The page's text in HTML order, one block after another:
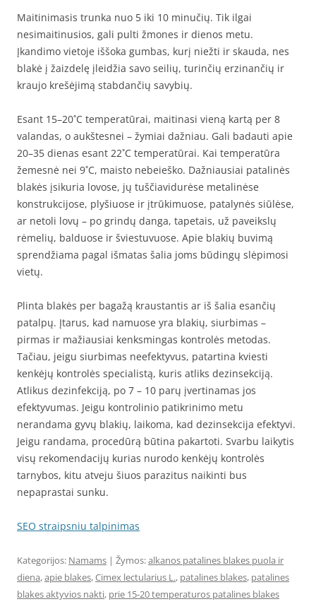
Maitinimasis trunka nuo 5 iki 10 minučių. Tik ilgai
nesimaitinusios, gali pulti žmones ir dienos metu.
Įkandimo vietoje iššoka gumbas, kurį niežti ir skauda, nes
blakė į žaizdelę įleidžia savo seilių, turinčių erzinančių ir
kraujo krešėjimą stabdančių savybių.
Esant 15–20˚C temperatūrai, maitinasi vieną kartą per 8
valandas, o aukštesnei – žymiai dažniau. Gali badauti apie
20–35 dienas esant 22˚C temperatūrai. Kai temperatūra
žemesnė nei 9˚C, maisto nebeieško. Dažniausiai patalinės
blakės įsikuria lovose, jų tuščiavidurėse metalinėse
konstrukcijose, plyšiuose ir įtrūkimuose, patalynės siūlėse,
ar netoli lovų – po grindų danga, tapetais, už paveikslų
rėmelių, balduose ir šviestuvuose. Apie blakių buvimą
sprendžiama pagal išmatas šalia joms būdingų slėpimosi
vietų.
Plinta blakės per bagažą kraustantis ar iš šalia esančių
patalpų. Įtarus, kad namuose yra blakių, siurbimas –
pirmas ir mažiausiai kenksmingas kontrolės metodas.
Tačiau, jeigu siurbimas neefektyvus, patartina kviesti
kenkėjų kontrolės specialistą, kuris atliks dezinsekciją.
Atlikus dezinfekciją, po 7 – 10 parų įvertinamas jos
efektyvumas. Jeigu kontrolinio patikrinimo metu
nerandama gyvų blakių, laikoma, kad dezinsekcija efektyvi.
Jeigu randama, procedūrą būtina pakartoti. Svarbu laikytis
visų rekomendacijų kurias nurodo kenkėjų kontrolės
tarnybos, kitu atveju šiuos parazitus naikinti bus
nepaprastai sunku.
SEO straipsniu talpinimas
Kategorijos: Namams | Žymos:alkanos patalines blakes puola ir
diena,apie blakes,Cimex lectularius L., patalines blakes, patalines
blakes aktyvios nakti, prie 15-20 temperaturos patalines blakes